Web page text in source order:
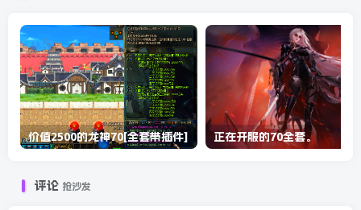
价值2500的龙神70[全套带插件] 正在开服的70全套。
评论 抢沙发